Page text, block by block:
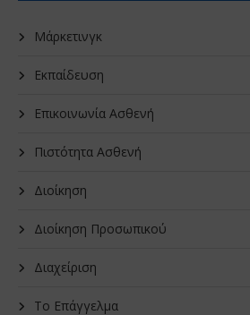
Μάρκετινγκ
Εκπαίδευση
Επικοινωνία Ασθενή
Πιστότητα Ασθενή
Διοίκηση
Διοίκηση Προσωπικού
Διαχείριση
Το Επάγγελμα